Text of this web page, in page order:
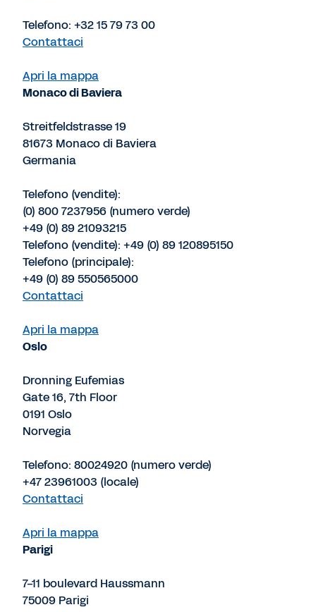
Telefono: +32 15 79 73 00
Contattaci
Apri la mappa
Monaco di Baviera
Streitfeldstrasse 19
81673 Monaco di Baviera
Germania
Telefono (vendite):
(0) 800 7237956 (numero verde)
+49 (0) 89 21093215
Telefono (vendite): +49 (0) 89 120895150
Telefono (principale):
+49 (0) 89 550565000
Contattaci
Apri la mappa
Oslo
Dronning Eufemias
Gate 16, 7th Floor
0191 Oslo
Norvegia
Telefono: 80024920 (numero verde)
+47 23961003 (locale)
Contattaci
Apri la mappa
Parigi
7-11 boulevard Haussmann
75009 Parigi